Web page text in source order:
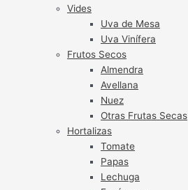
Vides
Uva de Mesa
Uva Vinífera
Frutos Secos
Almendra
Avellana
Nuez
Otras Frutas Secas
Hortalizas
Tomate
Papas
Lechuga